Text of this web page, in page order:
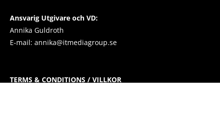
Ansvarig Utgivare och VD:
Annika Guldroth
E-mail: annika@itmediagroup.se
TERMS & CONDITIONS / VILLKOR